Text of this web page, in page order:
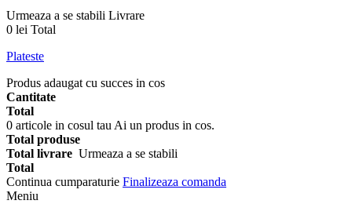
Urmeaza a se stabili Livrare
0 lei Total
Plateste
Produs adaugat cu succes in cos
Cantitate
Total
0 articole in cosul tau Ai un produs in cos.
Total produse
Total livrare Urmeaza a se stabili
Total
Continua cumparaturie Finalizeaza comanda
Meniu